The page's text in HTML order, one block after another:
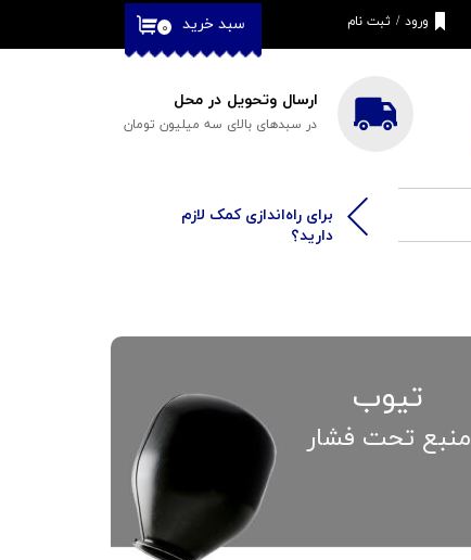
ارسال وتحویل در محل
در سبدهای بالای سه میلیون تومان
۰ سبد خرید ورود / ثبت نام
حساب کاربری من
سفارشات
کاربری
​​برای راه‌اندازی کمک لازم
دارید؟
تیوب
منبع تحت فشار